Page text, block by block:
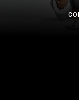
Notícias